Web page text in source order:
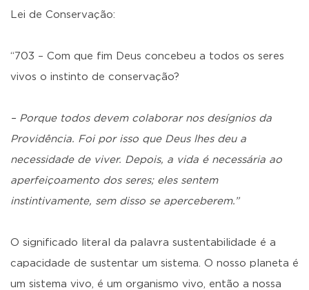
Lei de Conservação:
“703 – Com que fim Deus concebeu a todos os seres
vivos o instinto de conservação?
– Porque todos devem colaborar nos desígnios da
Providência. Foi por isso que Deus lhes deu a
necessidade de viver. Depois, a vida é necessária ao
aperfeiçoamento dos seres; eles sentem
instintivamente, sem disso se aperceberem.”
O significado literal da palavra sustentabilidade é a
capacidade de sustentar um sistema. O nosso planeta é
um sistema vivo, é um organismo vivo, então a nossa